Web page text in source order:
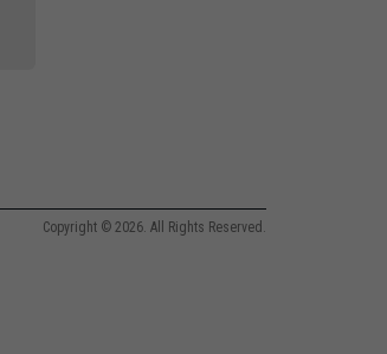
Copyright © 2026. All Rights Reserved.